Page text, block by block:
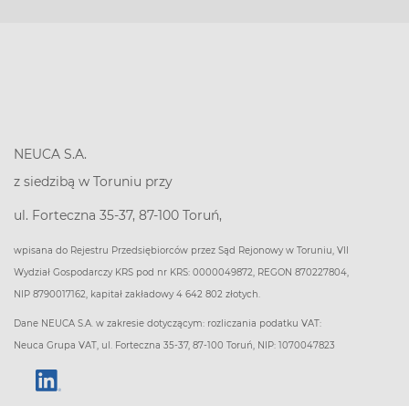
NEUCA S.A.
z siedzibą w Toruniu przy
ul. Forteczna 35-37, 87-100 Toruń,
wpisana do Rejestru Przedsiębiorców przez Sąd Rejonowy w Toruniu, VII
Wydział Gospodarczy KRS pod nr KRS: 0000049872, REGON 870227804,
NIP 8790017162, kapitał zakładowy 4 642 802 złotych.
Dane NEUCA S.A. w zakresie dotyczącym: rozliczania podatku VAT:
Neuca Grupa VAT, ul. Forteczna 35-37, 87-100 Toruń, NIP: 1070047823